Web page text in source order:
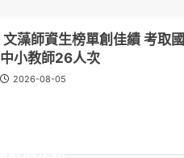
文藻師資生榜單創佳績 考取國
中小教師26人次
2026-08-05